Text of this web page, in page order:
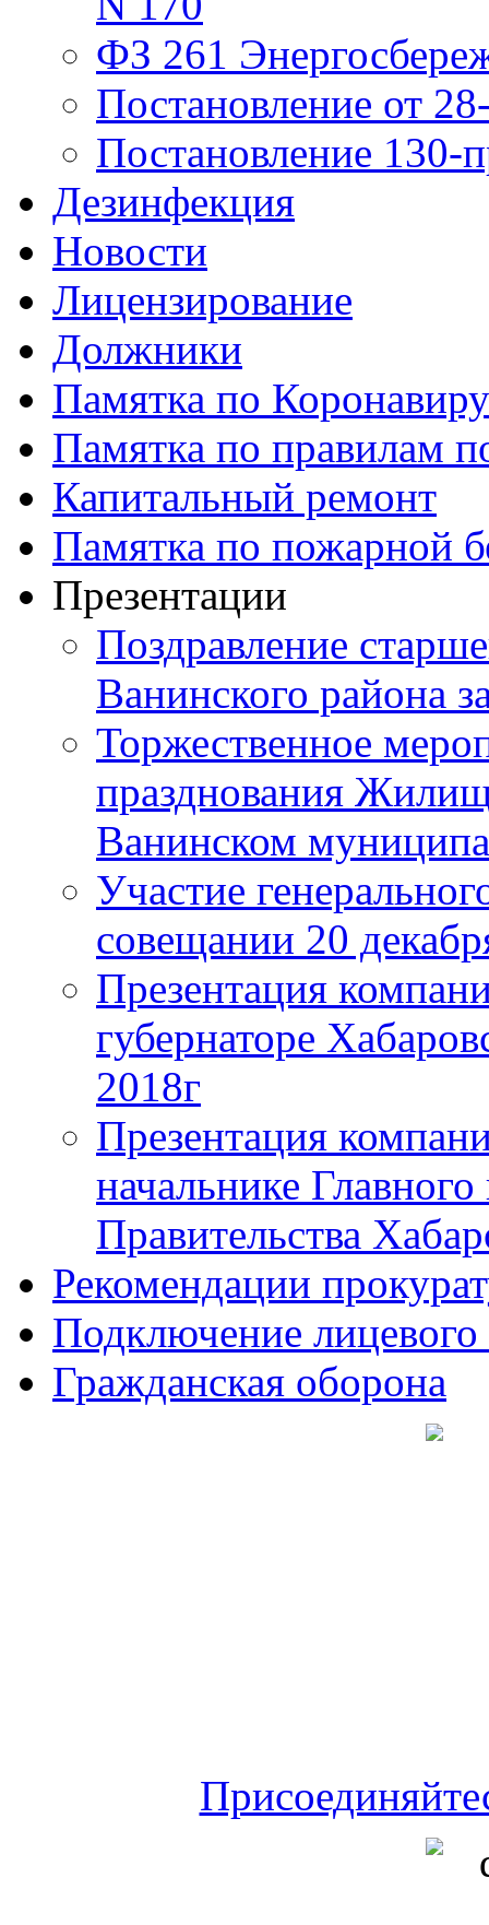
ФЗ 261
Постановление от
Постановление 130-
Дезинфекция
Новости
Лицензирование
Должники
Памятка по
Памятка по правилам
Капитальный ремонт
Памятка по пожарной
Презентации
Поздравление
Ванинского района
Торжественное
празднования
Ванинском
Участие
совещании 20
Презентация
губернаторе
2018г
Презентация
начальнике
Правительства
Рекомендации
Подключение
Гражданская оборона